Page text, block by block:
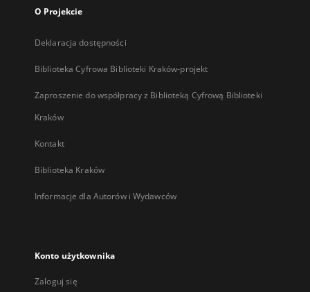
O Projekcie
Deklaracja dostępności
Biblioteka Cyfrowa Biblioteki Kraków-projekt
Zaproszenie do współpracy z Biblioteką Cyfrową Biblioteki
Kraków
Kontakt
Biblioteka Kraków
Informacje dla Autorów i Wydawców
Konto użytkownika
Zaloguj się